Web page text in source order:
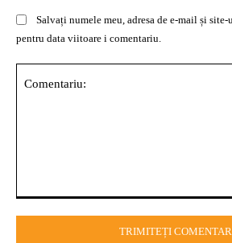
Salvați numele meu, adresa de e-mail și
pentru data viitoare i comentariu.